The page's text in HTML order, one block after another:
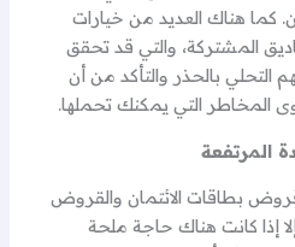
كما هناك العديد من خيارات
المشتركة، والتي قد تحقق
التحلي بالحذر والتأكد من أن
المخاطر التي يمكنك تحملها.
المرتفعة
بطاقات الائتمان والقروض
إذا كانت هناك حاجة ملحة